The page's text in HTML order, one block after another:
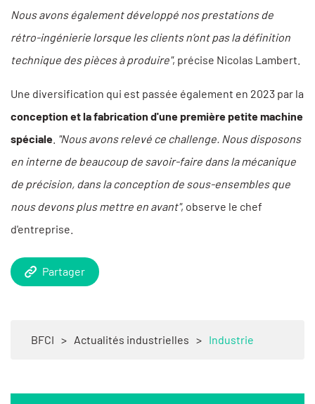
Nous avons également développé nos prestations de
rétro-ingénierie lorsque les clients n’ont pas la définition
technique des pièces à produire", précise Nicolas Lambert.
Une diversification qui est passée également en 2023 par la
conception et la fabrication d'une première petite machine
spéciale "Nous avons relevé ce challenge. Nous disposons
en interne de beaucoup de savoir-faire dans la mécanique
de précision, dans la conception de sous-ensembles que
nous devons plus mettre en avant", observe le chef
d'entreprise.
Partager
BFCI > Actualités industrielles > Industrie